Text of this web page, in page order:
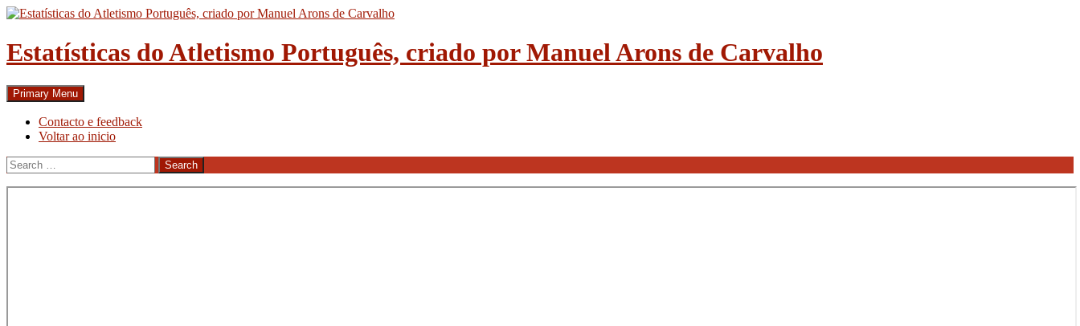
Skip
content
Estatísticas do Atletismo Português, criado por Manuel Arons de Carvalho
Search
Primary Menu
Contacto e feedback
Voltar ao inicio
Search
for: